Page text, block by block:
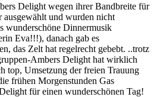
Delight wegen ihrer Bandbreite für
ausgewählt und wurden nicht
wunderschöne Dinnermusik
Eva!!!), danach gab es
das Zelt hat regelrecht gebebt. ..trotz
Ambers Delight hat wirklich
top, Umsetzung der freien Trauung
frühen Morgenstunden Gas
für einen wunderschönen Tag!